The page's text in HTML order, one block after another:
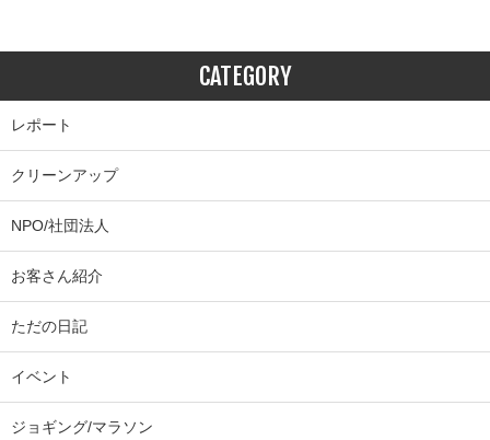
CATEGORY
レポート
クリーンアップ
NPO/社団法人
お客さん紹介
ただの日記
イベント
ジョギング/マラソン